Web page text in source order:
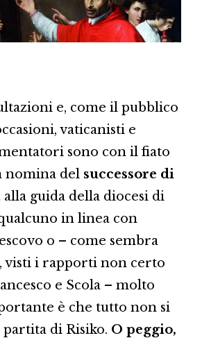
e, come il pubblico
vaticanisti e
sono con il fiato
nomina del successore di
alla guida della diocesi di
in linea con
o – come sembra
visti i rapporti non certo
e Scola – molto
è che tutto non si
di Risiko. O peggio,